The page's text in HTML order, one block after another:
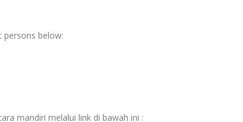
below:
mandiri melalui link di bawah ini :